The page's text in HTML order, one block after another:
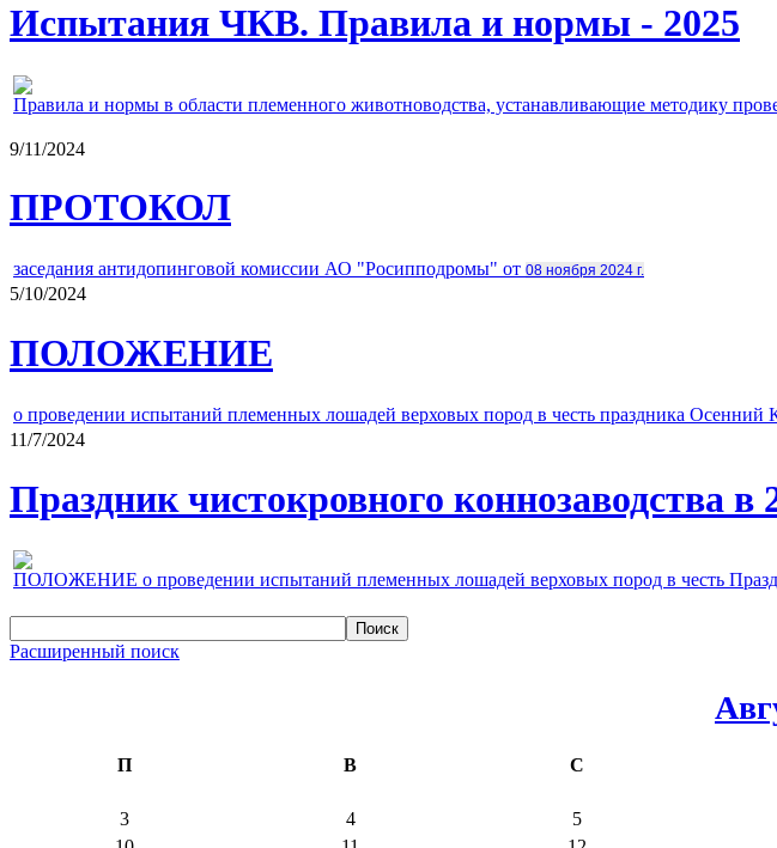
Испытания ЧКВ. Правила и нормы - 2025
Правила и нормы в области племенного животноводства, устанавливающие методику
9/11/2024
ПРОТОКОЛ
заседания антидопинговой комиссии АО "Росипподромы" от 08 ноября 2024 г.
5/10/2024
ПОЛОЖЕНИЕ
о проведении испытаний племенных лошадей верховых пород в честь праздника Осенний
11/7/2024
Праздник чистокровного коннозаводства в
ПОЛОЖЕНИЕ о проведении испытаний племенных лошадей верховых пород в честь
Расширенный поиск
П В С
3
4 5